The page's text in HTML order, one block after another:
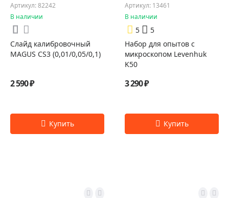
Артикул: 82242
В наличии
Слайд калибровочный
MAGUS CS3 (0,01/0,05/0,1)
2 590 ₽
Артикул: 13461
В наличии
5
5
Набор для опытов с
микроскопом Levenhuk
K50
3 290 ₽